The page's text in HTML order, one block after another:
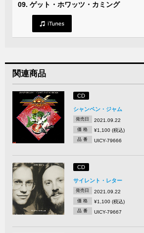
09. ゲット・ホワッツ・カミング
関連商品
CD
シャンペン・ジャム
発売日 2021.09.22
価 格 ¥1,100 (税込)
品 番 UICY-79666
CD
サイレント・レター
発売日 2021.09.22
価 格 ¥1,100 (税込)
品 番 UICY-79667